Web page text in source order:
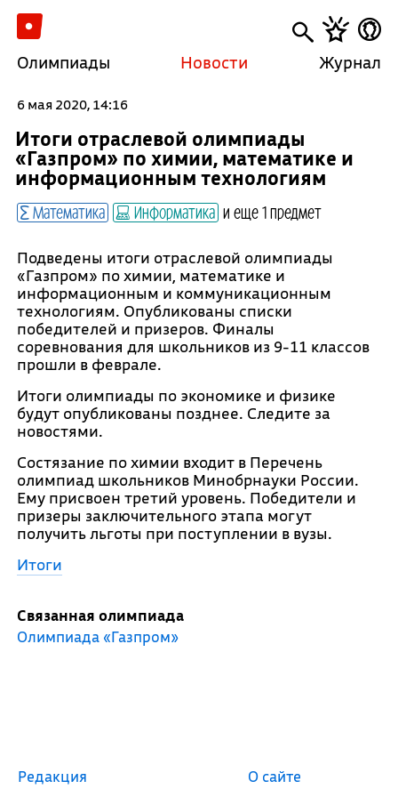
Олимпиады Новости Журнал
6 мая 2020, 14:16
Итоги отраслевой олимпиады
«Газпром» по химии, математике и
информационным технологиям
Математика Информатика и еще 1 предмет
Подведены итоги отраслевой олимпиады
«Газпром» по химии, математике и
информационным и коммуникационным
технологиям. Опубликованы списки
победителей и призеров. Финалы
соревнования для школьников из 9-11 классов
прошли в феврале.
Итоги олимпиады по экономике и физике
будут опубликованы позднее. Следите за
новостями.
Состязание по химии входит в Перечень
олимпиад школьников Минобрнауки России.
Ему присвоен третий уровень. Победители и
призеры заключительного этапа могут
получить льготы при поступлении в вузы.
Итоги
Связанная олимпиада
Олимпиада «Газпром»
Редакция О сайте